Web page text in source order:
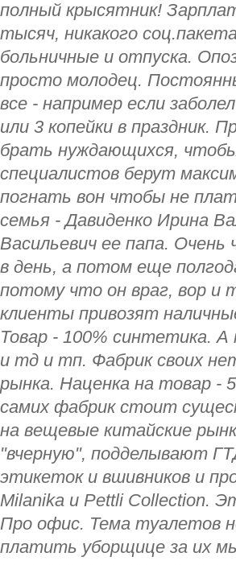
полный крысятник!
тысяч, никакого
больничные и отпуска.
просто молодец.
все - например если
или 3 копейки в праздник.
брать нуждающихся,
специалистов берут
погнать вон чтобы не
семья - Давиденко Ирина
Васильевич ее папа. Очень
в день, а потом еще
потому что он враг, вор и
клиенты привозят
Товар - 100% синтетика. А
и тд и тп. Фабрик своих
рынка. Наценка на товар -
самих фабрик стоит
на вещевые китайские
"вчерную", подделывают
этикеток и вшивников и
Milanika и Pettli Collection.
Про офис. Тема туалетов
платить уборщице за их